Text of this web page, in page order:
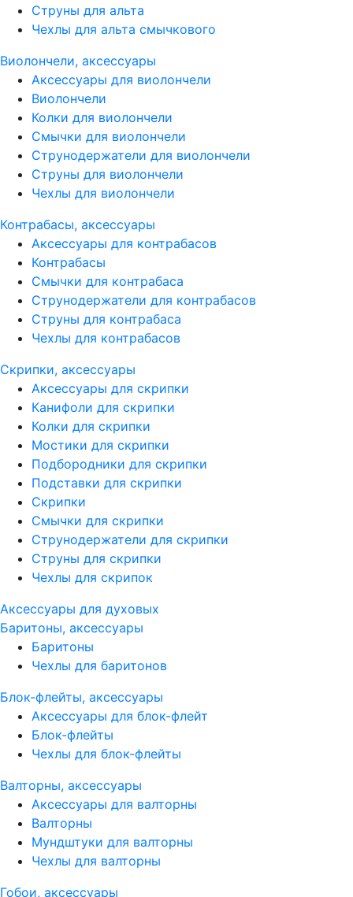
Струны для альта
Чехлы для альта смычкового
Виолончели, аксессуары
Аксессуары для виолончели
Виолончели
Колки для виолончели
Смычки для виолончели
Струнодержатели для виолончели
Струны для виолончели
Чехлы для виолончели
Контрабасы, аксессуары
Аксессуары для контрабасов
Контрабасы
Смычки для контрабаса
Струнодержатели для контрабасов
Струны для контрабаса
Чехлы для контрабасов
Скрипки, аксессуары
Аксессуары для скрипки
Канифоли для скрипки
Колки для скрипки
Мостики для скрипки
Подбородники для скрипки
Подставки для скрипки
Скрипки
Смычки для скрипки
Струнодержатели для скрипки
Струны для скрипки
Чехлы для скрипок
Аксессуары для духовых
Баритоны, аксессуары
Баритоны
Чехлы для баритонов
Блок-флейты, аксессуары
Аксессуары для блок-флейт
Блок-флейты
Чехлы для блок-флейты
Валторны, аксессуары
Аксессуары для валторны
Валторны
Мундштуки для валторны
Чехлы для валторны
Гобои, аксессуары